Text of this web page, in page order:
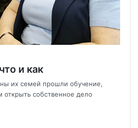
и как
их семей прошли обучение,
собственное дело